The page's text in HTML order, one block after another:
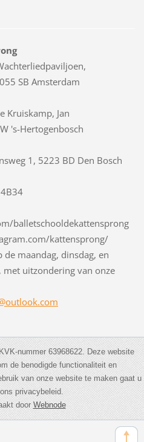
SB Amsterdam
Kruiskamp, Jan
's-Hertogenbosch
1, 5223 BD Den Bosch
balletschooldekattensprong
kattensprong/
maandag, dinsdag, en
uitzondering van onze
ok.com
nummer 63968622. Deze website
de benodigde functionaliteit en
van onze website te maken gaat u
privacybeleid.
doorWebnode